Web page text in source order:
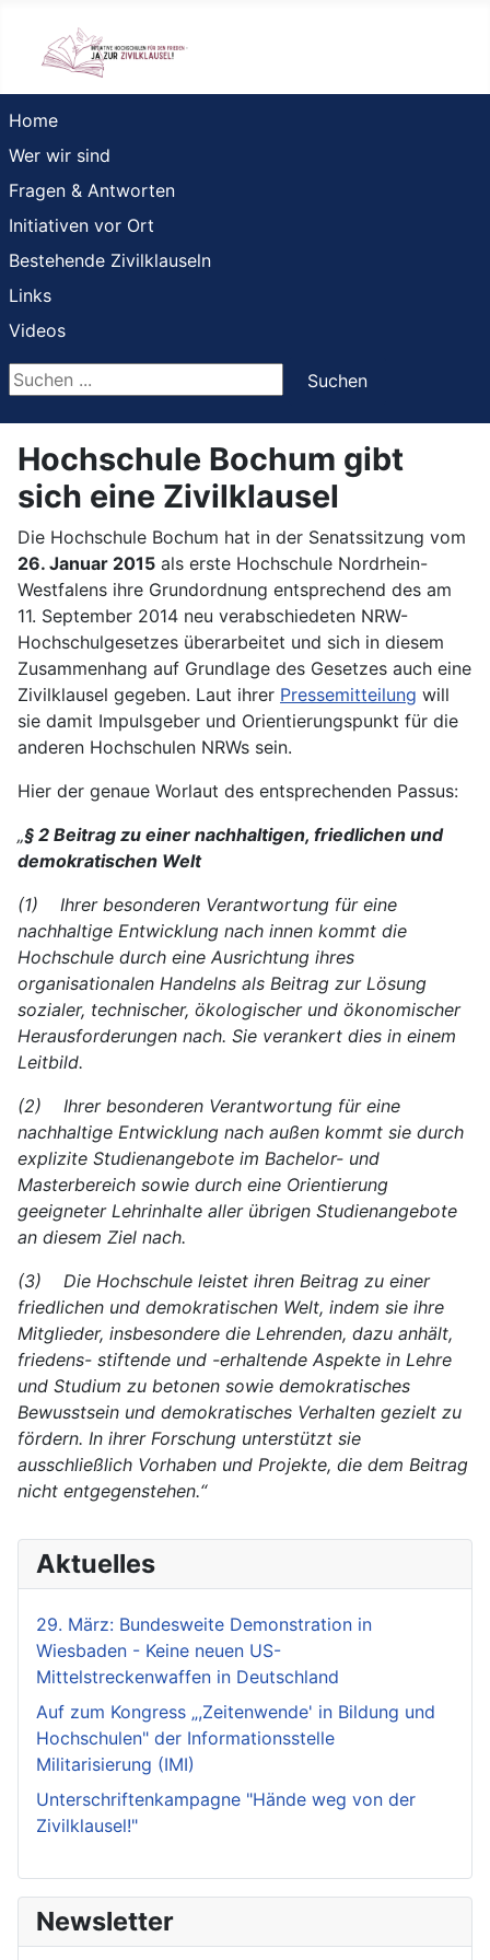
Home
Wer wir sind
Fragen & Antworten
Initiativen vor Ort
Bestehende Zivilklauseln
Links
Videos
Suchen ...
Suchen
Hochschule Bochum gibt
sich eine Zivilklausel
Die Hochschule Bochum hat in der Senatssitzung vom
26. Januar 2015 als erste Hochschule Nordrhein-
Westfalens ihre Grundordnung entsprechend des am
11. September 2014 neu verabschiedeten NRW-
Hochschulgesetzes überarbeitet und sich in diesem
Zusammenhang auf Grundlage des Gesetzes auch eine
Zivilklausel gegeben. Laut ihrer Pressemitteilung will
sie damit Impulsgeber und Orientierungspunkt für die
anderen Hochschulen NRWs sein.
Hier der genaue Worlaut des entsprechenden Passus:
„§ 2 Beitrag zu einer nachhaltigen, friedlichen und
demokratischen Welt
(1) Ihrer besonderen Verantwortung für eine
nachhaltige Entwicklung nach innen kommt die
Hochschule durch eine Ausrichtung ihres
organisationalen Handelns als Beitrag zur Lösung
sozialer, technischer, ökologischer und ökonomischer
Herausforderungen nach. Sie verankert dies in einem
Leitbild.
(2) Ihrer besonderen Verantwortung für eine
nachhaltige Entwicklung nach außen kommt sie durch
explizite Studienangebote im Bachelor- und
Masterbereich sowie durch eine Orientierung
geeigneter Lehrinhalte aller übrigen Studienangebote
an diesem Ziel nach.
(3) Die Hochschule leistet ihren Beitrag zu einer
friedlichen und demokratischen Welt, indem sie ihre
Mitglieder, insbesondere die Lehrenden, dazu anhält,
friedens- stiftende und -erhaltende Aspekte in Lehre
und Studium zu betonen sowie demokratisches
Bewusstsein und demokratisches Verhalten gezielt zu
fördern. In ihrer Forschung unterstützt sie
ausschließlich Vorhaben und Projekte, die dem Beitrag
nicht entgegenstehen.“
Aktuelles
29. März: Bundesweite Demonstration in
Wiesbaden - Keine neuen US-
Mittelstreckenwaffen in Deutschland
Auf zum Kongress „,Zeitenwende' in Bildung und
Hochschulen" der Informationsstelle
Militarisierung (IMI)
Unterschriftenkampagne "Hände weg von der
Zivilklausel!"
Newsletter